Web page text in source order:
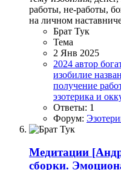
работы, не-работы,
на личном
Брат Тук
Тема
2 Янв 2025
2024 автор
изобилие
получение
эзотерика и
Ответы: 1
Форум:
Медитации
сборки.